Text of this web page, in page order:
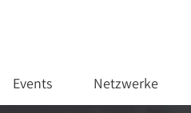
Events Netzwerke